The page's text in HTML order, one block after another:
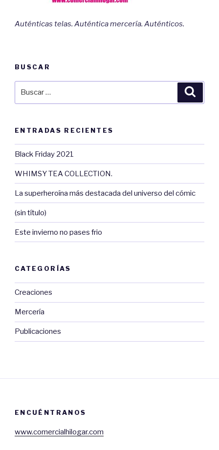
Auténticas telas. Auténtica mercería. Auténticos.
BUSCAR
ENTRADAS RECIENTES
Black Friday 2021
WHIMSY TEA COLLECTION.
La superheroína más destacada del universo del cómic
(sin título)
Este invierno no pases frio
CATEGORÍAS
Creaciones
Mercería
Publicaciones
ENCUÉNTRANOS
www.comercialhilogar.com